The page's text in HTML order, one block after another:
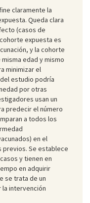
claramente la
Queda clara
(casos de
expuesta es
y la cohorte
edad y mismo
minimizar el
estudio podría
por otras
usan un
predecir el número
a todos los
en el
previos. Se establece
y tienen en
en adquirir
se trata de un
intervención